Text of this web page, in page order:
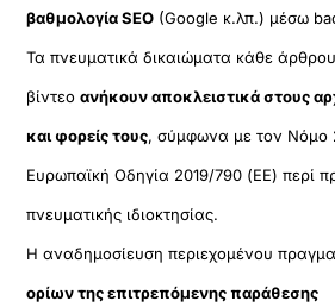
βαθμολογία SEO (Google κ.λπ.) μέσω
Τα πνευματικά δικαιώματα κάθε
βίντεοανήκουν αποκλειστικά στους
και φορείς τους, σύμφωνα με τον Νόμο
Ευρωπαϊκή Οδηγία 2019/790 (ΕΕ) περί
πνευματικής ιδιοκτησίας.
Η αναδημοσίευση περιεχομένου
ορίων της επιτρεπόμενης παράθεσης